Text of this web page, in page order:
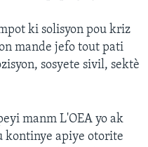
ki solisyon pou kriz
mande jefo tout pati
sosyete sivil, sektè
manm L'OEA yo ak
kontinye apiye otorite